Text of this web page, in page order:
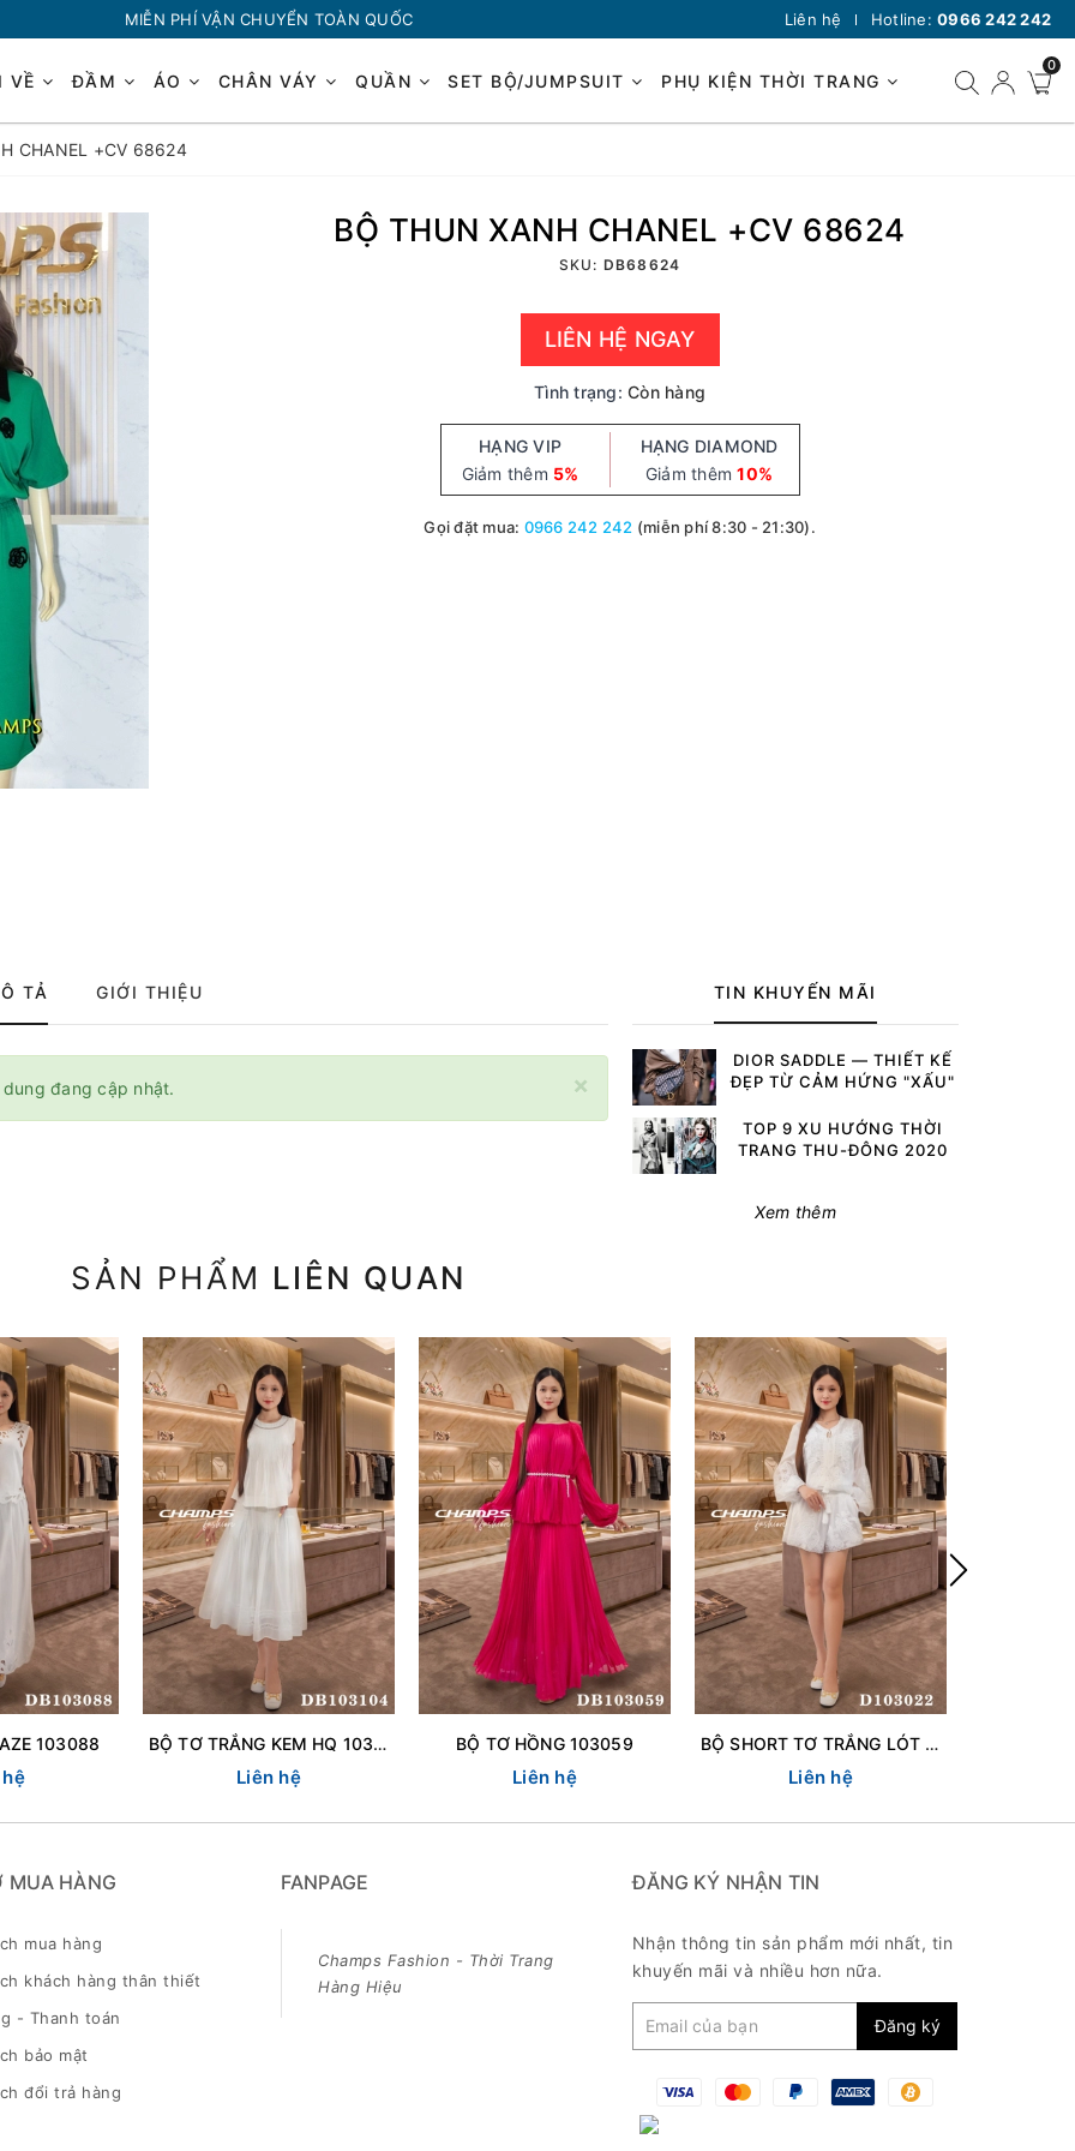
MIỄN PHÍ VẬN CHUYỂN TOÀN QUỐC Liên hệ Hotline: 0966 242 242
VỀ ĐẦM ÁO CHÂN VÁY QUẦN SET BỘ/JUMPSUIT PHỤ KIỆN THỜI TRANG
0
CHANEL +CV 68624
BỘ THUN XANH CHANEL +CV 68624
SKU: DB68624
LIÊN HỆ NGAY
Tình trạng: Còn hàng
HẠNG VIP
Giảm thêm 5%
HẠNG DIAMOND
Giảm thêm10%
Gọi đặt mua: 0966 242 242 (miễn phí 8:30 - 21:30).
TẢ GIỚI THIỆU
×
dung đang cập nhật.
TIN KHUYẾN MÃI
DIOR SADDLE — THIẾT KẾ
ĐẸP TỪ CẢM HỨNG "XẤU"
TOP 9 XU HƯỚNG THỜI
TRANG THU-ĐÔNG 2020
Xem thêm
SẢN PHẨM LIÊN QUAN
103088 BỘ TƠ TRẮNG KEM HQ 103104
Liên hệ
BỘ TƠ HỒNG 103059
Liên hệ
BỘ SHORT TƠ TRẮNG LÓT 103022
Liên hệ
MUA HÀNG
mua hàng
khách hàng thân thiết
- Thanh toán
bảo mật
đổi trả hàng
FANPAGE
Champs Fashion - Thời Trang
Hàng Hiệu
ĐĂNG KÝ NHẬN TIN
Nhận thông tin sản phẩm mới nhất, tin
khuyến mãi và nhiều hơn nữa.
Đăng ký